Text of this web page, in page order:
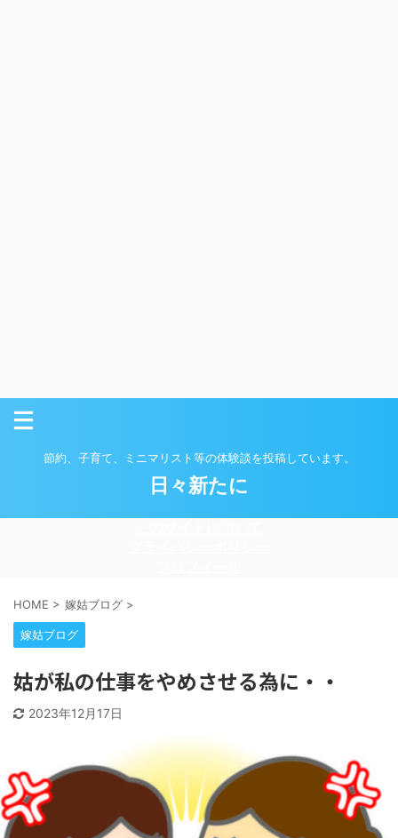
節約、子育て、ミニマリスト等の体験談を投稿しています。
日々新たに
HOME > 嫁姑ブログ >
嫁姑ブログ
姑が私の仕事をやめさせる為に・・
2023年12月17日